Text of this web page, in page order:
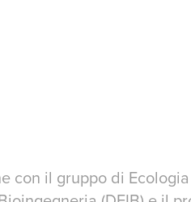
con il gruppo di